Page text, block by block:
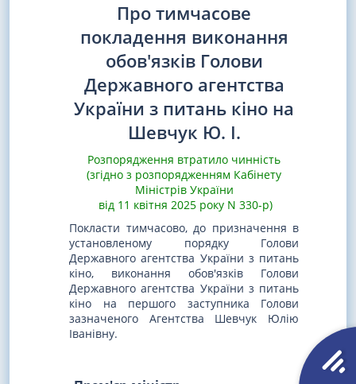
Про тимчасове
покладення виконання
обов'язків Голови
Державного агентства
України з питань кіно на
Шевчук Ю. І.
Розпорядження втратило чинність
(згідно з розпорядженням Кабінету
Міністрів України
від 11 квітня 2025 року N 330-р)
Покласти тимчасово, до призначення в
установленому порядку Голови
Державного агентства України з питань
кіно, виконання обов'язків Голови
Державного агентства України з питань
кіно на першого заступника Голови
зазначеного Агентства Шевчук Юлію
Іванівну.